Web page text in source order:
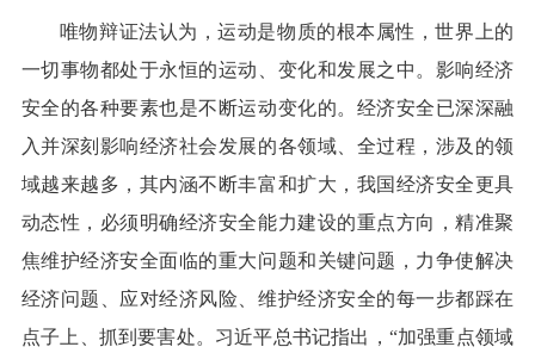
唯物辩证法认为，运动是物质的根本属性，世界上的
一切事物都处于永恒的运动、变化和发展之中。影响经济
安全的各种要素也是不断运动变化的。经济安全已深深融
入并深刻影响经济社会发展的各领域、全过程，涉及的领
域越来越多，其内涵不断丰富和扩大，我国经济安全更具
动态性，必须明确经济安全能力建设的重点方向，精准聚
焦维护经济安全面临的重大问题和关键问题，力争使解决
经济问题、应对经济风险、维护经济安全的每一步都踩在
点子上、抓到要害处。习近平总书记指出，“加强重点领域